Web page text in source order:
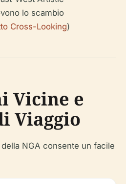
lo scambio
Cross-Looking)
Vicine e
Viaggio
NGA consente un facile